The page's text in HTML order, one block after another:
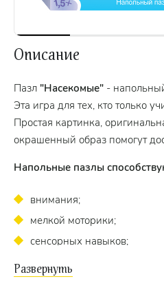
Описание
Пазл "Насекомые" -
Эта игра для тех, кто только
Простая картинка,
окрашенный образ помогут
Напольные пазлы
внимания;
мелкой моторики;
сенсорных навыков;